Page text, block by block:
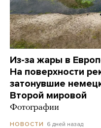
Из-за жары в
На поверхности
затонувшие
Второй мировой
Фотографии
НОВОСТИ 6 дней назад